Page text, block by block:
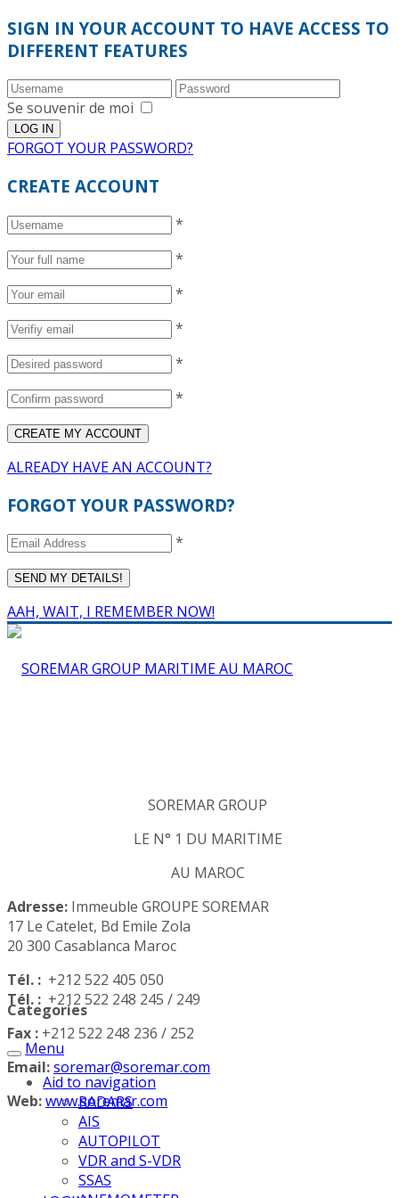
SIGN IN YOUR ACCOUNT TO HAVE ACCESS TO
DIFFERENT FEATURES
Se souvenir de moi
FORGOT YOUR PASSWORD?
CREATE ACCOUNT
*
*
*
*
*
*
ALREADY HAVE AN ACCOUNT?
FORGOT YOUR PASSWORD?
*
AAH, WAIT, I REMEMBER NOW!
SOREMAR GROUP
LE N° 1 DU MARITIME
AU MAROC
Adresse: Immeuble GROUPE SOREMAR
17 Le Catelet, Bd Emile Zola
20 300 Casablanca Maroc
Tél. : +212 522 405 050
Tél. : +212 522 248 245 / 249
Fax : +212 522 248 236 / 252
Email:soremar@soremar.com
Web:www.soremar.com
Categories
Menu
Aid to navigation
RADARS
AIS
AUTOPILOT
VDR and S-VDR
SSAS